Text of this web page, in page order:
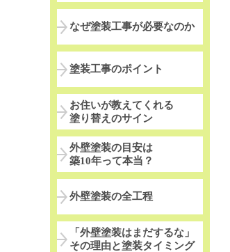
なぜ塗装工事が必要なのか
塗装工事のポイント
お住いが教えてくれる
塗り替えのサイン
外壁塗装の目安は
築10年って本当？
外壁塗装の全工程
「外壁塗装はまだするな」
その理由と塗装タイミング